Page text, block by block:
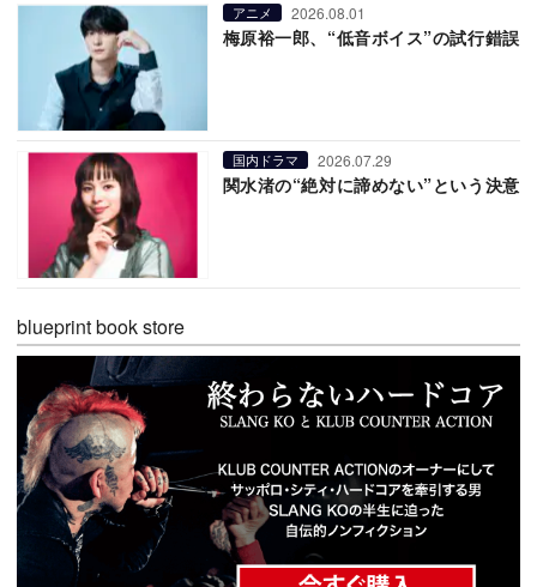
アニメ 2026.08.01
梅原裕一郎、“低音ボイス”の試行錯誤
国内ドラマ 2026.07.29
関水渚の“絶対に諦めない”という決意
blueprint book store